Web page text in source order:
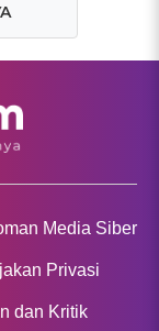
Media Siber
Privasi
dan Kritik